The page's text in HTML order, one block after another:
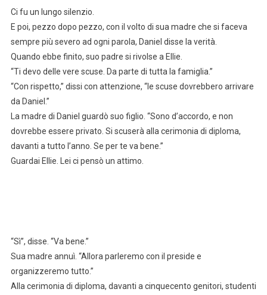
Ci fu un lungo silenzio.
E poi, pezzo dopo pezzo, con il volto di sua madre che si faceva
sempre più severo ad ogni parola, Daniel disse la verità.
Quando ebbe finito, suo padre si rivolse a Ellie.
“Ti devo delle vere scuse. Da parte di tutta la famiglia.”
“Con rispetto,” dissi con attenzione, “le scuse dovrebbero arrivare
da Daniel.”
La madre di Daniel guardò suo figlio. “Sono d’accordo, e non
dovrebbe essere privato. Si scuserà alla cerimonia di diploma,
davanti a tutto l’anno. Se per te va bene.”
Guardai Ellie. Lei ci pensò un attimo.
“Sì”, disse. “Va bene.”
Sua madre annuì. “Allora parleremo con il preside e
organizzeremo tutto.”
Alla cerimonia di diploma, davanti a cinquecento genitori, studenti